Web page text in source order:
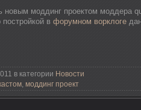
новым моддинг проектом моддера
в форумном ворклоге
в категории Новости
, моддинг проект